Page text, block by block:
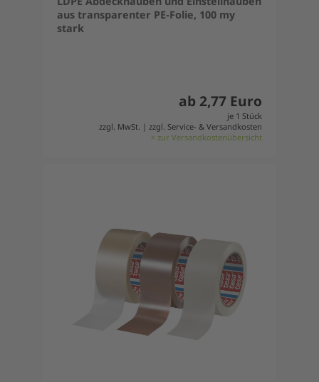
aus transparenter PE-Folie, 100 my
stark
ab 2,77 Euro
je 1 Stück
zzgl. MwSt. | zzgl. Service- & Versandkosten
> zur Versandkostenübersicht